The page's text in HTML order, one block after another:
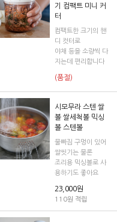
기 컴팩트 미니 커
터
컴팩트한 크기의 핸
디 컷터로
야채 등을 소량씩 다
지는데 편리합니다
(품절)
시모무라 스텐 쌀
볼 쌀세척볼 믹싱
볼 스텐볼
물빠짐 구멍이 있어
쌀씻기는 물론
조리용 믹싱볼로 사
용하기도 좋아요
23,000원
110원 적립